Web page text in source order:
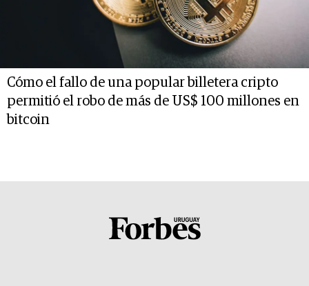
Cómo el fallo de una popular billetera cripto
permitió el robo de más de US$ 100 millones en
bitcoin